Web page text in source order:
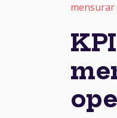
mensurar